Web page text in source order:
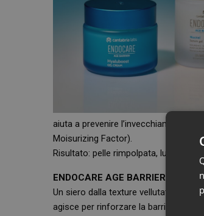
aiuta a prevenire l’invecchiamento
Moisurizing Factor).
Risultato: pelle rimpolpata, luminosa
ENDOCARE AGE BARRIER
Un siero dalla texture vellutata e
agisce per rinforzare la barriera